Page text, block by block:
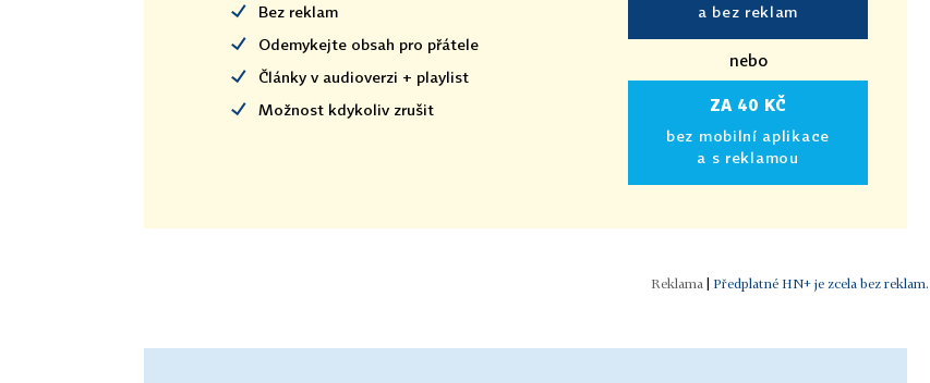
Bez reklam
Odemykejte obsah pro přátele
Články v audioverzi + playlist
Možnost kdykoliv zrušit
a bez reklam
nebo
ZA 40 KČ
bez mobilní aplikace
a s reklamou
| Předplatné HN+ je zcela bez reklam.